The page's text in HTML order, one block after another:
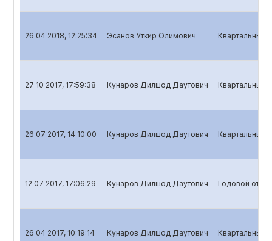
26 04 2018, 12:25:34 Эсанов Уткир Олимович Квартальный
27 10 2017, 17:59:38 Кунаров Дилшод Даутович Квартальный
26 07 2017, 14:10:00 Кунаров Дилшод Даутович Квартальный
12 07 2017, 17:06:29 Кунаров Дилшод Даутович Годовой
26 04 2017, 10:19:14 Кунаров Дилшод Даутович Квартальный